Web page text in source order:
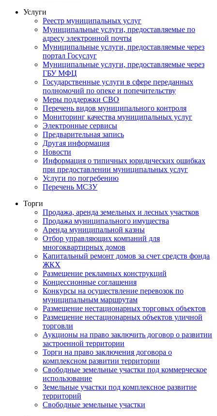
Услуги
Реестр муниципальных услуг
Муниципальные услуги, предоставляемые по
адресу электронной почты
Муниципальные услуги, предоставляемые через
портал Госуслуг
Муниципальные услуги, предоставляемые через
ГБУ МФЦ
Государственные услуги в сфере переданных
полномочий по опеке и попечительству
Меры поддержки СВО
Перечень видов муниципального контроля
Мониторинг качества муниципальных услуг
Электронные сервисы
Предварительная запись
Другая информация
Новости
Информация о типичных юридических ошибках
при предоставлении муниципальных услуг
Услуги по погребению
Перечень МСЗУ
Торги
Продажа, аренда земельных и лесных участков
Продажа муниципального имущества
Аренда муниципальной казны
Отбор управляющих компаний для
многоквартирных домов
Капитальный ремонт домов за счет средств фонда
ЖКХ
Размещение рекламных конструкций
Концессионные соглашения
Конкурсы на осуществление перевозок по
муниципальным маршрутам
Размещение нестационарных торговых объектов
Размещение нестационарных объектов уличной
торговли
Аукционы на право заключить договор о развитии
застроенной территории
Торги на право заключения договора о
комплексном развитии территории
Свободные земельные участки под коммерческое
использование
Земельные участки под комплексное развитие
территорий
Свободные земельные участки